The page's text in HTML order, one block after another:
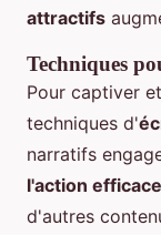
attractifs
Techniques
Pour captiver
techniques d'
narratifs
l'action
d'autres